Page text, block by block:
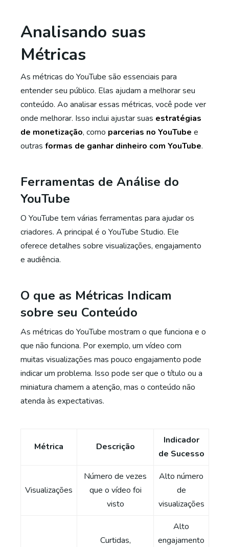
Analisando suas
Métricas
As métricas do YouTube são essenciais para
entender seu público. Elas ajudam a melhorar seu
conteúdo. Ao analisar essas métricas, você pode ver
onde melhorar. Isso inclui ajustar suas estratégias
de monetização, como parcerias no YouTube e
outras formas de ganhar dinheiro com YouTube.
Ferramentas de Análise do
YouTube
O YouTube tem várias ferramentas para ajudar os
criadores. A principal é o YouTube Studio. Ele
oferece detalhes sobre visualizações, engajamento
e audiência.
O que as Métricas Indicam
sobre seu Conteúdo
As métricas do YouTube mostram o que funciona e o
que não funciona. Por exemplo, um vídeo com
muitas visualizações mas pouco engajamento pode
indicar um problema. Isso pode ser que o título ou a
miniatura chamem a atenção, mas o conteúdo não
atenda às expectativas.
Métrica Descrição
Indicador
de Sucesso
Visualizações
Número de vezes
que o vídeo foi
visto
Alto número
de
visualizações
Curtidas,
Alto
engajamento